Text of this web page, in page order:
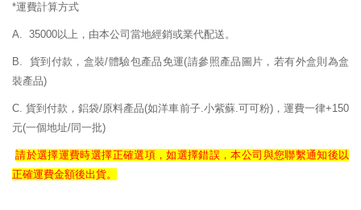
*運費計算方式
A. 35000以上，由本公司當地經銷或業代配送。
B. 貨到付款，盒裝/體驗包產品免運(請參照產品圖片，若有外盒則為盒
裝產品)
C. 貨到付款，鋁袋/原料產品(如洋車前子.小紫蘇.可可粉)，運費一律+150
元(一個地址/同一批)
請於選擇運費時選擇正確選項，如選擇錯誤，本公司與您聯繫通知後以
正確運費金額後出貨。